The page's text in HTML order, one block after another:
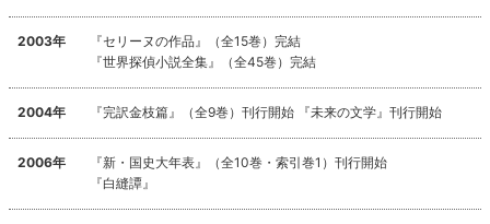
2003年
『セリーヌの作品』（全15巻）完結
『世界探偵小説全集』（全45巻）完結
2004年 『完訳金枝篇』（全9巻）刊行開始 『未来の文学』刊行開始
2006年
『新・国史大年表』（全10巻・索引巻1）刊行開始
『白縫譚』